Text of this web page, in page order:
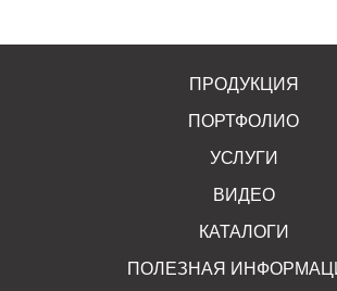
ПРОДУКЦИЯ
ПОРТФОЛИО
УСЛУГИ
ВИДЕО
КАТАЛОГИ
ПОЛЕЗНАЯ